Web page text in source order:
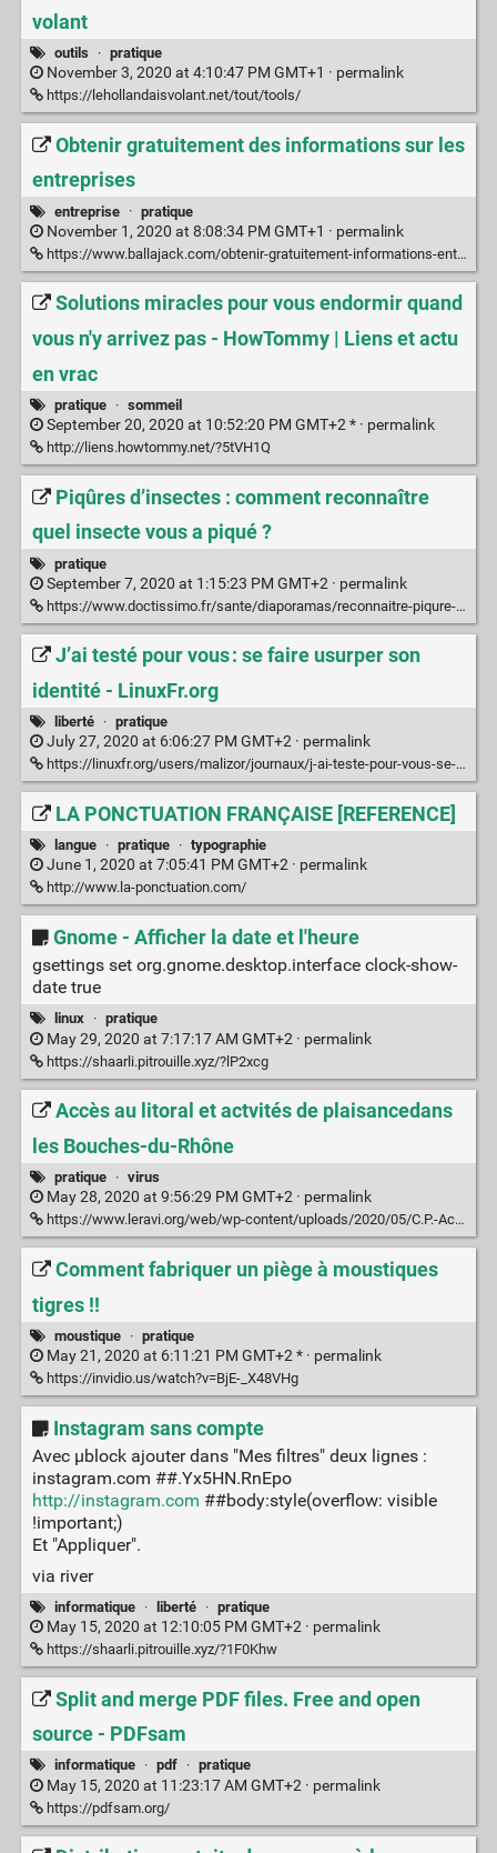
volant
outils · pratique
November 3, 2020 at 4:10:47 PM GMT+1 · permalink
https://lehollandaisvolant.net/tout/tools/
Obtenir gratuitement des informations sur les
entreprises
entreprise · pratique
November 1, 2020 at 8:08:34 PM GMT+1 · permalink
https://www.ballajack.com/obtenir-gratuitement-informations-entreprises
Solutions miracles pour vous endormir quand
vous n'y arrivez pas - HowTommy | Liens et actu
en vrac
pratique · sommeil
September 20, 2020 at 10:52:20 PM GMT+2 * · permalink
http://liens.howtommy.net/?5tVH1Q
Piqûres d’insectes : comment reconnaître
quel insecte vous a piqué ?
pratique
September 7, 2020 at 1:15:23 PM GMT+2 · permalink
https://www.doctissimo.fr/sante/diaporamas/reconnaitre-piqure-d-insecte-symptomes-cutanes
J’ai testé pour vous : se faire usurper son
identité - LinuxFr.org
liberté · pratique
July 27, 2020 at 6:06:27 PM GMT+2 · permalink
https://linuxfr.org/users/malizor/journaux/j-ai-teste-pour-vous-se-faire-usurper-son-identite
LA PONCTUATION FRANÇAISE [REFERENCE]
langue · pratique · typographie
June 1, 2020 at 7:05:41 PM GMT+2 · permalink
http://www.la-ponctuation.com/
Gnome - Afficher la date et l'heure
gsettings set org.gnome.desktop.interface clock-show-
date true
linux · pratique
May 29, 2020 at 7:17:17 AM GMT+2 · permalink
https://shaarli.pitrouille.xyz/?lP2xcg
Accès au litoral et actvités de plaisancedans
les Bouches-du-Rhône
pratique · virus
May 28, 2020 at 9:56:29 PM GMT+2 · permalink
https://www.leravi.org/web/wp-content/uploads/2020/05/C.P.-Acc%C3%A8s-au-littoral-et-activit%C3%A9s-de-plaisances-dans-les-Bouches-du-Rh%C3%B4ne.pdf
Comment fabriquer un piège à moustiques
tigres !!
moustique · pratique
May 21, 2020 at 6:11:21 PM GMT+2 * · permalink
https://invidio.us/watch?v=BjE-_X48VHg
Instagram sans compte
Avec µblock ajouter dans "Mes filtres" deux lignes :
instagram.com ##.Yx5HN.RnEpo
http://instagram.com ##body:style(overflow: visible
!important;)
Et "Appliquer".
via river
informatique · liberté · pratique
May 15, 2020 at 12:10:05 PM GMT+2 · permalink
https://shaarli.pitrouille.xyz/?1F0Khw
Split and merge PDF files. Free and open
source - PDFsam
informatique · pdf · pratique
May 15, 2020 at 11:23:17 AM GMT+2 · permalink
https://pdfsam.org/